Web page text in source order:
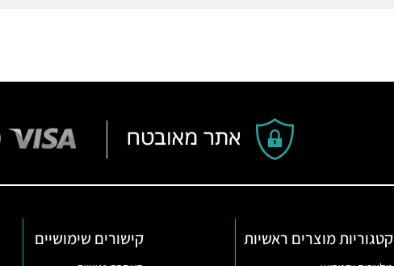
קטגוריות מוצרים ראשיות קישורים שימושיים